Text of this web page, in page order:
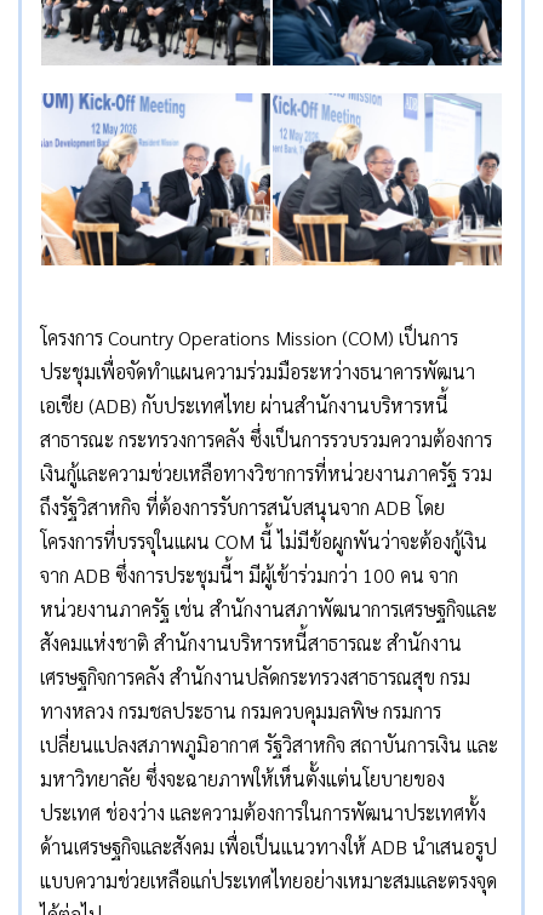
โครงการ Country Operations Mission (COM) เป็นการ
ประชุมเพื่อจัดทำแผนความร่วมมือระหว่างธนาคารพัฒนา
เอเชีย (ADB) กับประเทศไทย ผ่านสำนักงานบริหารหนี้
สาธารณะ กระทรวงการคลัง ซึ่งเป็นการรวบรวมความต้องการ
เงินกู้และความช่วยเหลือทางวิชาการที่หน่วยงานภาครัฐ รวม
ถึงรัฐวิสาหกิจ ที่ต้องการรับการสนับสนุนจาก ADB โดย
โครงการที่บรรจุในแผน COM นี้ ไม่มีข้อผูกพันว่าจะต้องกู้เงิน
จาก ADB ซึ่งการประชุมนี้ฯ มีผู้เข้าร่วมกว่า 100 คน จาก
หน่วยงานภาครัฐ เช่น สำนักงานสภาพัฒนาการเศรษฐกิจและ
สังคมแห่งชาติ สำนักงานบริหารหนี้สาธารณะ สำนักงาน
เศรษฐกิจการคลัง สำนักงานปลัดกระทรวงสาธารณสุข กรม
ทางหลวง กรมชลประธาน กรมควบคุมมลพิษ กรมการ
เปลี่ยนแปลงสภาพภูมิอากาศ รัฐวิสาหกิจ สถาบันการเงิน และ
มหาวิทยาลัย ซึ่งจะฉายภาพให้เห็นตั้งแต่นโยบายของ
ประเทศ ช่องว่าง และความต้องการในการพัฒนาประเทศทั้ง
ด้านเศรษฐกิจและสังคม เพื่อเป็นแนวทางให้ ADB นำเสนอรูป
แบบความช่วยเหลือแก่ประเทศไทยอย่างเหมาะสมและตรงจุด